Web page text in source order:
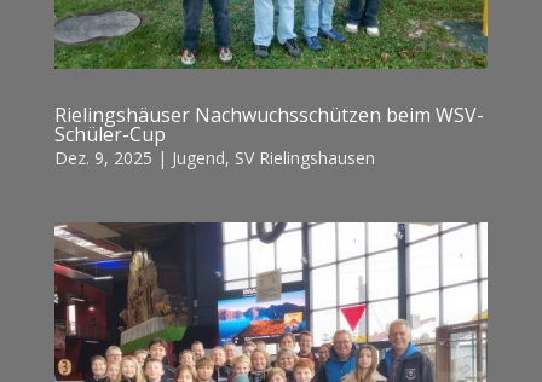
Rielingshäuser Nachwuchsschützen beim WSV-
Schüler-Cup
Dez. 9, 2025 | Jugend, SV Rielingshausen